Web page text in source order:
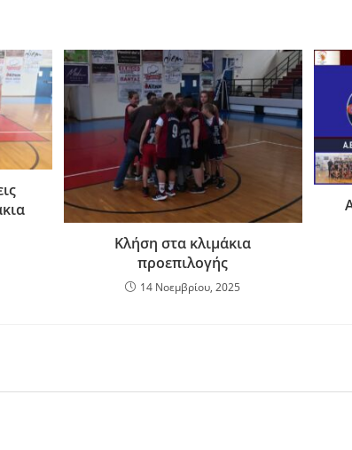
Κλήση στα κλιμάκια
προεπιλογής
14 Νοεμβρίου, 2025